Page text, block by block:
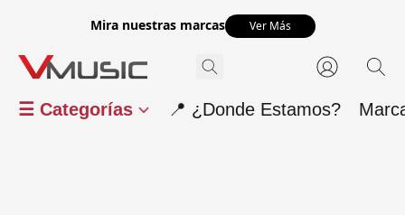
Mira nuestras marcas Ver Más
☰ Categorías 📍 ¿Donde Estamos?